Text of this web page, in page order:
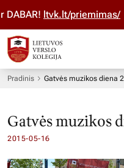
ltvk.lt/priemimas/
Pradinis Gatvės muzikos diena
Gatvės muzikos
2015-05-16